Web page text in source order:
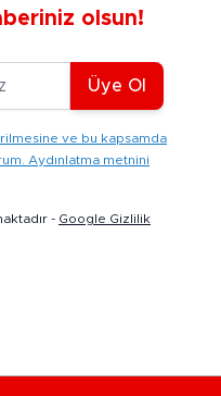
olsun!
Adresiniz
Üye Ol
ve bu kapsamda
Aydınlatma metnini
- Google Gizlilik